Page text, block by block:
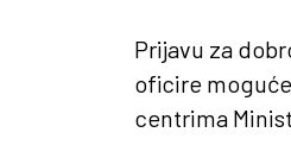
Prijavu za
oficire
centrima